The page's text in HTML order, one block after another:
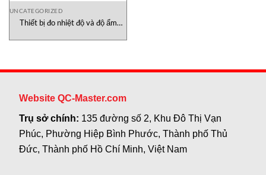
UNCATEGORIZED
Thiết bị đo nhiệt độ và độ ẩm
Website QC-Master.com
Trụ sở chính: 135 đường số 2, Khu Đô Thị Vạn
Phúc, Phường Hiệp Bình Phước, Thành phố Thủ
Đức, Thành phố Hồ Chí Minh, Việt Nam